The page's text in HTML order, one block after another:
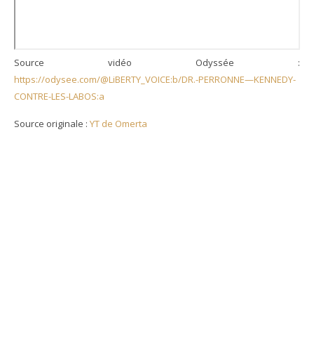
Source vidéo Odyssée :
https://odysee.com/@LiBERTY_VOICE:b/DR.-PERRONNE—KENNEDY-
CONTRE-LES-LABOS:a
Source originale : YT de Omerta